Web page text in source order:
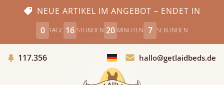
NEUE ARTIKEL IM ANGEBOT – ENDET IN
0 TAGE 16 STUNDEN 20 MINUTEN 6 SEKUNDEN
117.356Gepflanzte Bäume
Land auswählenhallo@getlaidbeds.de